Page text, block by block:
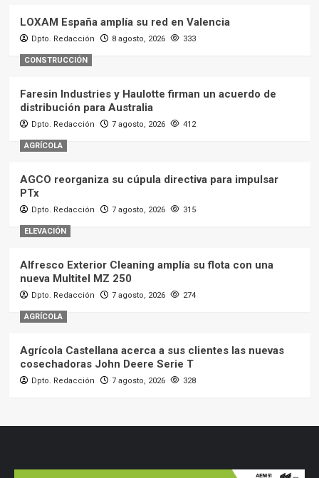
LOXAM España amplía su red en Valencia
Dpto. Redacción 8 agosto, 2026 333
CONSTRUCCIÓN
Faresin Industries y Haulotte firman un acuerdo de
distribución para Australia
Dpto. Redacción 7 agosto, 2026 412
AGRÍCOLA
AGCO reorganiza su cúpula directiva para impulsar
PTx
Dpto. Redacción 7 agosto, 2026 315
ELEVACIÓN
Alfresco Exterior Cleaning amplía su flota con una
nueva Multitel MZ 250
Dpto. Redacción 7 agosto, 2026 274
AGRÍCOLA
Agrícola Castellana acerca a sus clientes las nuevas
cosechadoras John Deere Serie T
Dpto. Redacción 7 agosto, 2026 328